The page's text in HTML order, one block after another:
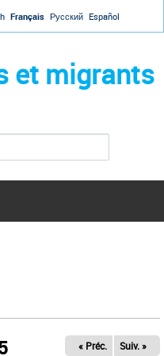
Français Русский Español
et migrants
« Préc. Suiv. »